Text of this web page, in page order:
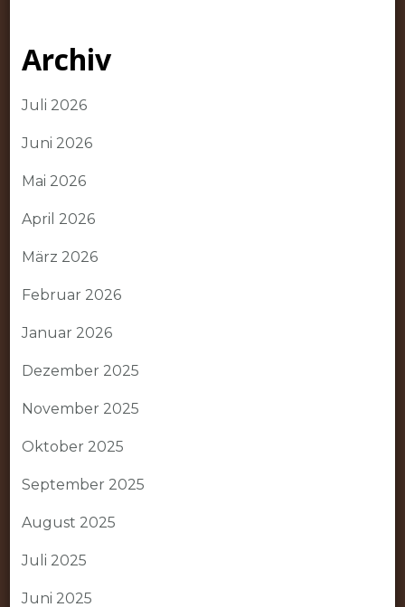
Archiv
Juli 2026
Juni 2026
Mai 2026
April 2026
März 2026
Februar 2026
Januar 2026
Dezember 2025
November 2025
Oktober 2025
September 2025
August 2025
Juli 2025
Juni 2025